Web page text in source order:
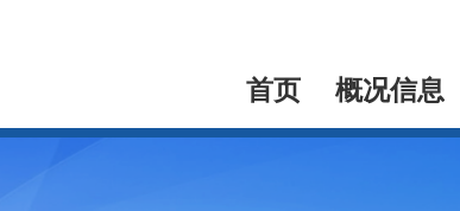
首页 概况信息